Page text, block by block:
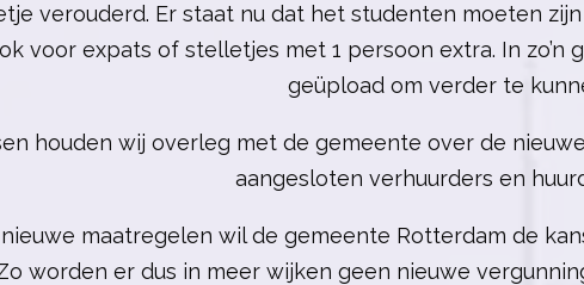
verouderd. Er staat nu dat het studenten moeten
voor expats of stelletjes met 1 persoon extra. In
geüpload om verder te
houden wij overleg met de gemeente over de
aangesloten verhuurders en
maatregelen wil de gemeente Rotterdam de
worden er dus in meer wijken geen nieuwe